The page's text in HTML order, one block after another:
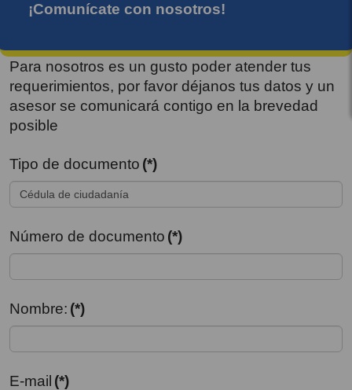
¡Comunícate con nosotros!
Para nosotros es un gusto poder atender tus
requerimientos, por favor déjanos tus datos y un
asesor se comunicará contigo en la brevedad
posible
Tipo de documento (*)
Número de documento (*)
Nombre: (*)
E-mail (*)